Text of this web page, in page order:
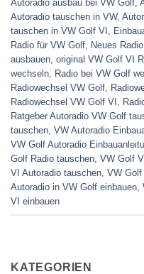
Autoradio ausbau bei VW Golf
Autoradio tauschen in VW,
tauschen in VW Golf VI
Radio für VW Golf
Neues
ausbauen original VW Golf VI
wechseln
Radio bei VW Golf
Radiowechsel VW Golf
Radiowechsel VW Golf VI
Ratgeber Autoradio VW Golf
tauschen VW Autoradio
VW Golf Autoradio
Golf Radio tauschen VW Golf
VI Autoradio tauschen VW
Autoradio in VW Golf einbauen
VI einbauen
KATEGORIEN